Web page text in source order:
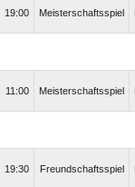
19:00 Meisterschaftsspiel
11:00 Meisterschaftsspiel
19:30 Freundschaftsspiel